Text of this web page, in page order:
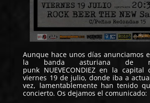
Aunque hace unos días anunciamos
la banda asturiana de
punk NUEVECONDIEZen la capital
viernes 19 de julio, donde iba a
vez, lamentablemente han tenido
concierto. Os dejamos el comunicado: